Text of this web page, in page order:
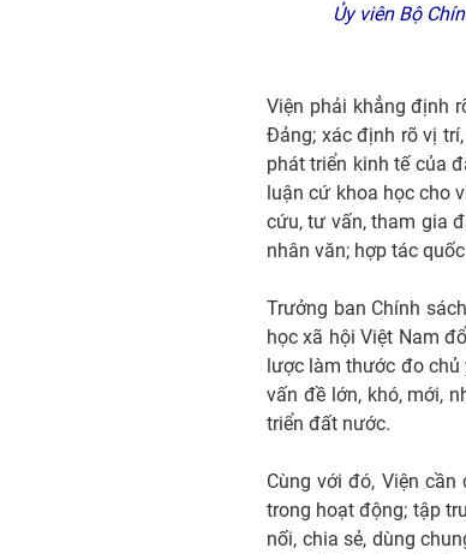
Ủy viên Bộ
Viện phải khẳng định
Đảng; xác định rõ vị
phát triển kinh tế của
luận cứ khoa học cho
cứu, tư vấn, tham gia
nhân văn; hợp tác
Trưởng ban Chính
học xã hội Việt Nam
lược làm thước đo chủ
vấn đề lớn, khó, mới,
triển đất nước.
Cùng với đó, Viện
trong hoạt động; tập
nối, chia sẻ, dùng